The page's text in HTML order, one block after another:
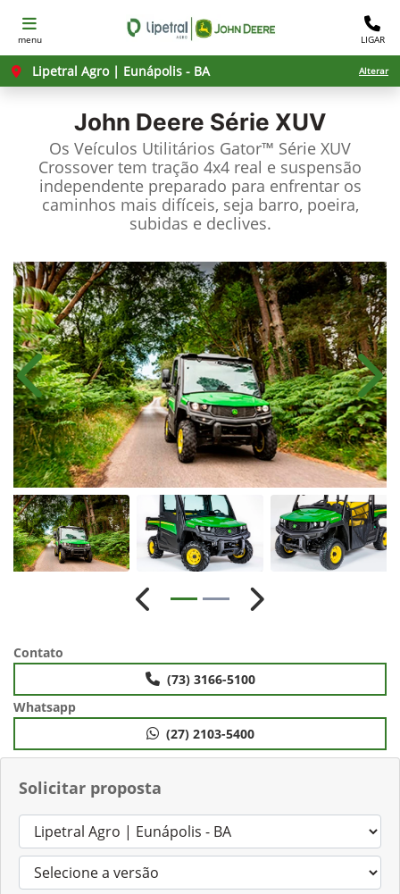
menu LIGAR
Lipetral Agro | Eunápolis - BA Alterar
John Deere Série XUV
Os Veículos Utilitários Gator™ Série XUV
Crossover tem tração 4x4 real e suspensão
independente preparado para enfrentar os
caminhos mais difíceis, seja barro, poeira,
subidas e declives.
Solicitar proposta
Anterior
Anterior Próximo
Contato
(73) 3166-5100
Whatsapp
(27) 2103-5400